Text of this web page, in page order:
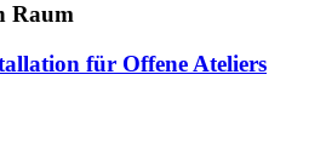
Raum
für Offene Ateliers